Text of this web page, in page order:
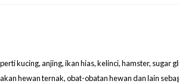
kucing, anjing, ikan hias, kelinci, hamster, sugar
hewan ternak, obat-obatan hewan dan lain